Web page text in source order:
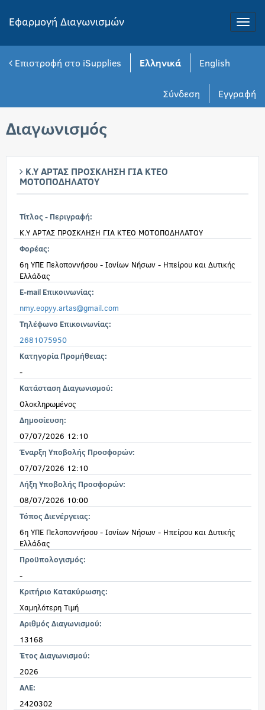
Toggle
Εφαρμογή Διαγωνισμών
Επιστροφή στο iSupplies Ελληνικά English
Εγγραφή
Σύνδεση
Διαγωνισμός
Κ.Υ ΑΡΤΑΣ ΠΡΟΣΚΛΗΣΗ ΓΙΑ ΚΤΕΟ
ΜΟΤΟΠΟΔΗΛΑΤΟΥ
Τίτλος - Περιγραφή:
Κ.Υ ΑΡΤΑΣ ΠΡΟΣΚΛΗΣΗ ΓΙΑ ΚΤΕΟ ΜΟΤΟΠΟΔΗΛΑΤΟΥ
Φορέας:
6η ΥΠΕ Πελοποννήσου - Ιονίων Νήσων - Ηπείρου και Δυτικής
Ελλάδας
E-mail Επικοινωνίας:
nmy.eopyy.artas@gmail.com
Τηλέφωνο Επικοινωνίας:
2681075950
Κατηγορία Προμήθειας:
-
Κατάσταση Διαγωνισμού:
Ολοκληρωμένος
Δημοσίευση:
07/07/2026 12:10
Έναρξη Υποβολής Προσφορών:
07/07/2026 12:10
Λήξη Υποβολής Προσφορών:
08/07/2026 10:00
Τόπος Διενέργειας:
6η ΥΠΕ Πελοποννήσου - Ιονίων Νήσων - Ηπείρου και Δυτικής
Ελλάδας
Προϋπολογισμός:
-
Κριτήριο Κατακύρωσης:
Χαμηλότερη Τιμή
Αριθμός Διαγωνισμού:
13168
Έτος Διαγωνισμού:
2026
ΑΛΕ:
2420302